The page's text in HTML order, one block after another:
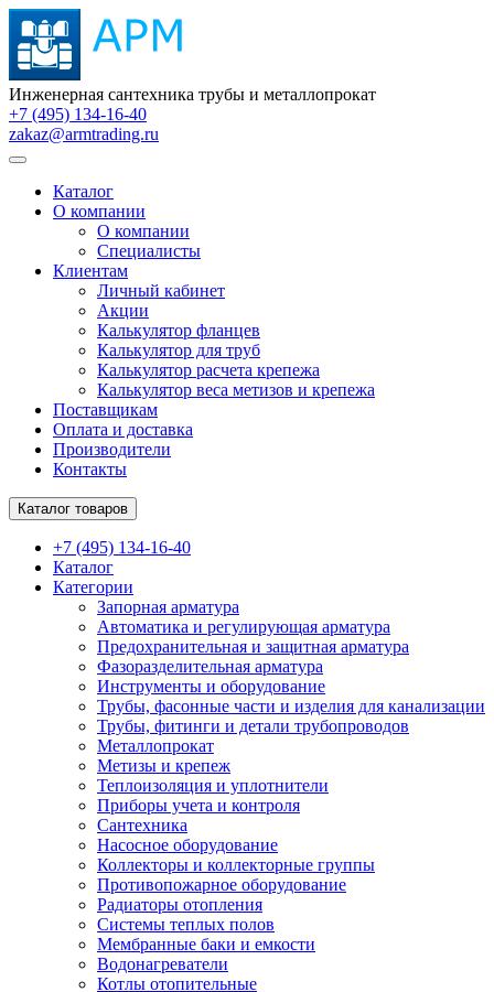
Инженерная сантехника трубы и металлопрокат
+7 (495) 134-16-40
zakaz@armtrading.ru
Каталог
О компании
О компании
Специалисты
Клиентам
Личный кабинет
Акции
Калькулятор фланцев
Калькулятор для труб
Калькулятор расчета крепежа
Калькулятор веса метизов и крепежа
Поставщикам
Оплата и доставка
Производители
Контакты
Каталог товаров
+7 (495) 134-16-40
Каталог
Категории
Запорная арматура
Автоматика и регулирующая арматура
Предохранительная и защитная арматура
Фазоразделительная арматура
Инструменты и оборудование
Трубы, фасонные части и изделия для канализации
Трубы, фитинги и детали трубопроводов
Металлопрокат
Метизы и крепеж
Теплоизоляция и уплотнители
Приборы учета и контроля
Сантехника
Насосное оборудование
Коллекторы и коллекторные группы
Противопожарное оборудование
Радиаторы отопления
Системы теплых полов
Мембранные баки и емкости
Водонагреватели
Котлы отопительные